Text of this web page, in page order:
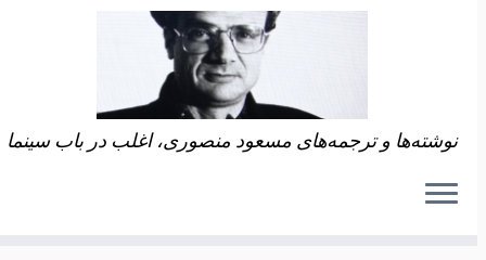
نوشته‌ها و ترجمه‌های مسعود منصوری، اغلب در باب سینما